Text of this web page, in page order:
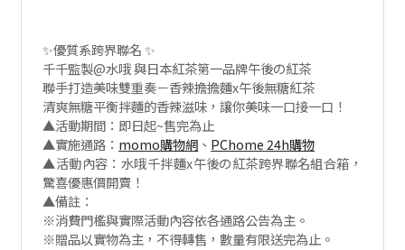
✨優質系跨界聯名 ✨
千千監製@水哦 與日本紅茶第一品牌午後の紅茶
聯手打造美味雙重奏－香辣擔擔麵x午後無糖紅茶
清爽無糖平衡拌麵的香辣滋味，讓你美味一口接一口！
▲活動期間：即日起~售完為止
▲實施通路： momo購物網 、 PChome24h購物
▲活動內容：水哦千拌麵x午後の紅茶跨界聯名組合箱，
驚喜優惠價開賣！
▲備註：
※消費門檻與實際活動內容依各通路公告為主。
※贈品以實物為主，不得轉售，數量有限送完為止。